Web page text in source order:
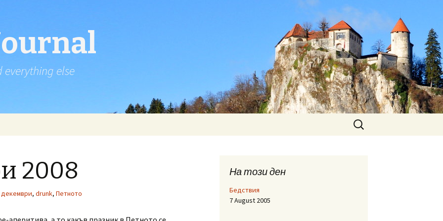
everything else
Search
for:
2008
декември, drunk, Петното
На този ден
Бедствия
7 August 2005